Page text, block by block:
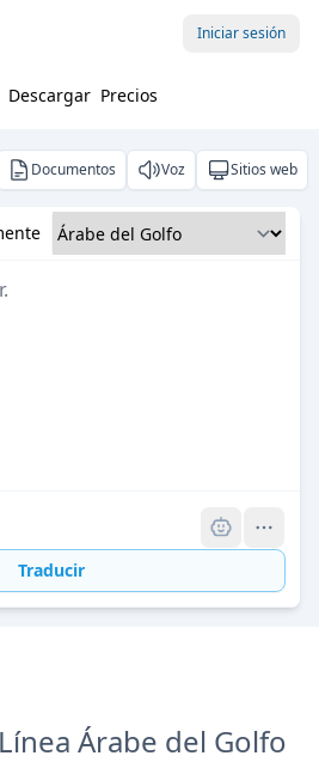
Iniciar sesión
Descargar Precios
Documentos Voz Sitios web
Traducir
Árabe del Golfo